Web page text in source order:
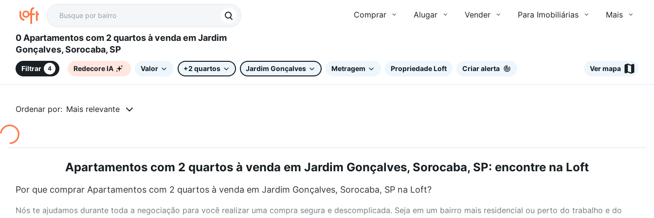
Comprar Alugar Vender Para Imobiliárias Mais
0 Apartamentos com 2 quartos à venda em Jardim
Gonçalves, Sorocaba, SP
Filtrar 4 Redecore IA Valor +2 quartos Jardim Gonçalves Metragem Propriedade Loft Criar alerta Ver mapa
Ordenar por: Mais relevante
Apartamentos com 2 quartos à venda em Jardim Gonçalves, Sorocaba, SP: encontre na Loft
Por que comprar Apartamentos com 2 quartos à venda em Jardim Gonçalves, Sorocaba, SP na Loft?
Nós te ajudamos durante toda a negociação para você realizar uma compra segura e descomplicada. Seja em um bairro mais residencial ou perto do trabalho e do